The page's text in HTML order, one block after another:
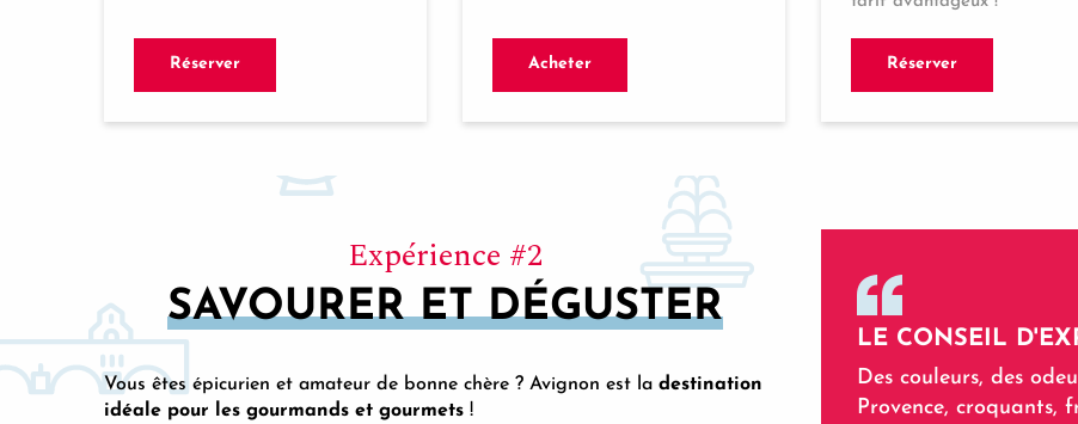
Réserver Acheter Réserver
Expérience #2
SAVOURER ET DÉGUSTER
Vous êtes épicurien et amateur de bonne chère ? Avignon est la destination
idéale pour les gourmands et gourmets !
LE CONSEIL
Des couleurs, des
Provence, croquants,